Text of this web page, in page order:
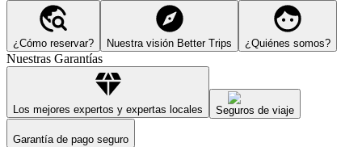
¿Cómo reservar? Nuestra visión Better Trips ¿Quiénes somos?
Nuestras Garantías
Los mejores expertos y expertas locales Seguros de viaje
Garantía de pago seguro